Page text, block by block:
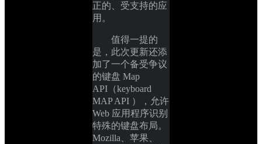
正的、受支持的应
用。
值得一提的
是，此次更新还添
加了一个备受争议
的键盘 Map
API（keyboard
MAP API ），允许
Web 应用程序识别
特殊的键盘布局。
Mozilla、苹果、